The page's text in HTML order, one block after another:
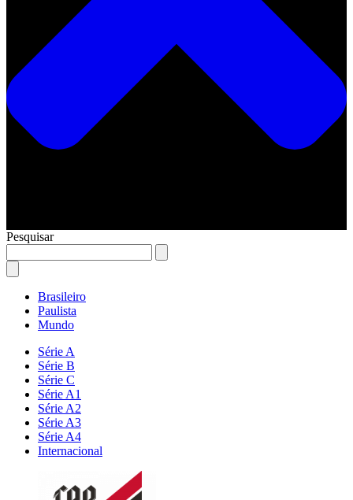
Pesquisar
Brasileiro
Paulista
Mundo
Série A
Série B
Série C
Série A1
Série A2
Série A3
Série A4
Internacional